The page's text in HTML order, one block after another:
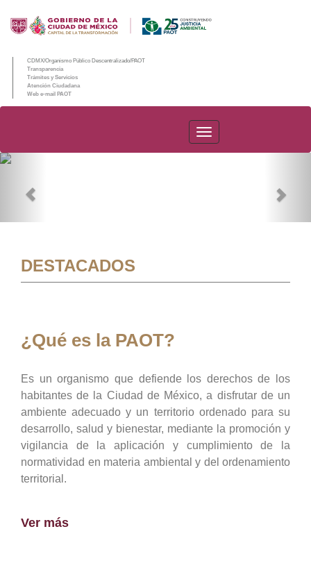
CDMX/Organismo Público Descentralizado/PAOT
Transparencia
Trámites y Servicios
Atención Ciudadana
Web e-mail PAOT
PAOT
DESTACADOS
¿Qué es la PAOT?
Es un organismo que defiende los derechos de los
habitantes de la Ciudad de México, a disfrutar de un
ambiente adecuado y un territorio ordenado para su
desarrollo, salud y bienestar, mediante la promoción y
vigilancia de la aplicación y cumplimiento de la
normatividad en materia ambiental y del ordenamiento
territorial.
Ver más